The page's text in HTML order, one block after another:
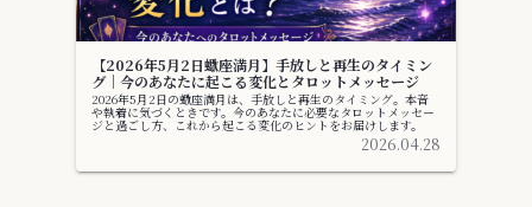
【2026年5月2日蠍座満月】手放しと再生のタイミン
グ｜今のあなたに起こる変化とタロットメッセージ
2026年5月2日の蠍座満月は、手放しと再生のタイミング。本音
や執着に気づくときです。今のあなたに必要なタロットメッセー
ジと過ごし方、これから起こる変化のヒントをお届けします。
2026.04.28